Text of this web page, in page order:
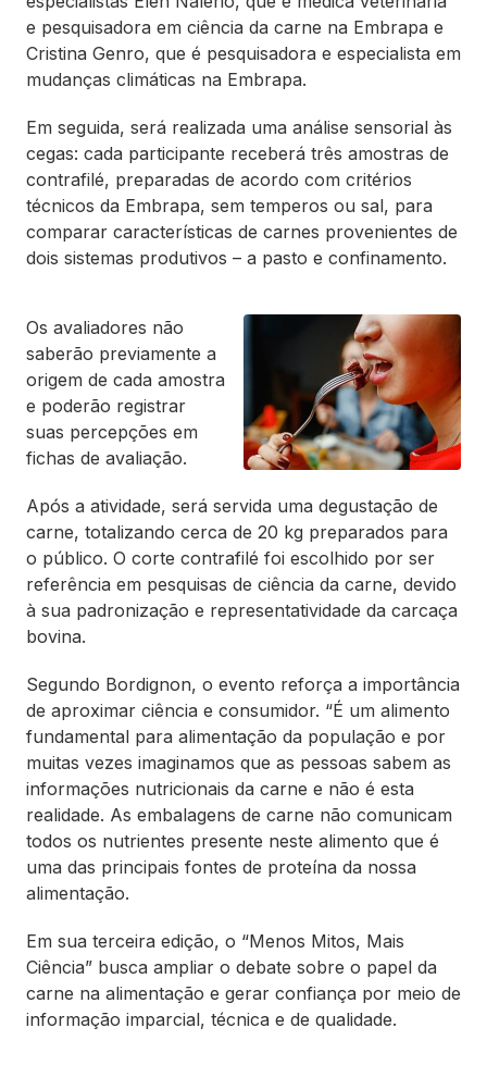
e pesquisadora em ciência da carne na Embrapa e
Cristina Genro, que é pesquisadora e especialista em
mudanças climáticas na Embrapa.
Em seguida, será realizada uma análise sensorial às
cegas: cada participante receberá três amostras de
contrafilé, preparadas de acordo com critérios
técnicos da Embrapa, sem temperos ou sal, para
comparar características de carnes provenientes de
dois sistemas produtivos – a pasto e confinamento.
Os avaliadores não
saberão previamente a
origem de cada amostra
e poderão registrar
suas percepções em
fichas de avaliação.
Após a atividade, será servida uma degustação de
carne, totalizando cerca de 20 kg preparados para
o público. O corte contrafilé foi escolhido por ser
referência em pesquisas de ciência da carne, devido
à sua padronização e representatividade da carcaça
bovina.
Segundo Bordignon, o evento reforça a importância
de aproximar ciência e consumidor. “É um alimento
fundamental para alimentação da população e por
muitas vezes imaginamos que as pessoas sabem as
informações nutricionais da carne e não é esta
realidade. As embalagens de carne não comunicam
todos os nutrientes presente neste alimento que é
uma das principais fontes de proteína da nossa
alimentação.
Em sua terceira edição, o “Menos Mitos, Mais
Ciência” busca ampliar o debate sobre o papel da
carne na alimentação e gerar confiança por meio de
informação imparcial, técnica e de qualidade.